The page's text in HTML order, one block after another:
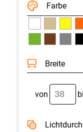
Farbe
Breite
von